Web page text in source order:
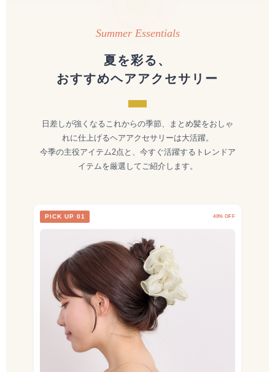
Summer Essentials
夏を彩る、
おすすめヘアアクセサリー
日差しが強くなるこれからの季節、まとめ髪をおしゃ
れに仕上げるヘアアクセサリーは大活躍。
今季の主役アイテム2点と、今すぐ活躍するトレンドア
イテムを厳選してご紹介します。
PICK UP 01 40% OFF